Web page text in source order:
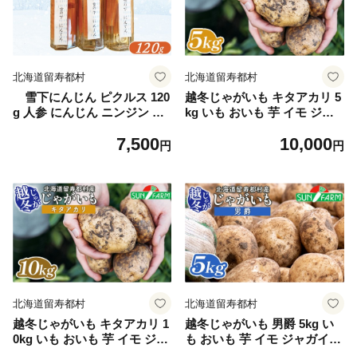
北海道留寿都村
雪下にんじん ピクルス 120
g 人参 にんじん ニンジン 越
納税 北海道 留寿都 野菜 春
鮮 採れたて お弁当 おつまみ
酢漬け 留寿都村【24019】
7,500円
北海道留寿都村
越冬じゃがいも キタアカリ 5
kg いも おいも 芋 イモ ジャ
ンライン 申請 ふるさと納税
ポテトサラダ コロッケ スー
プ 5キロ 留寿都村【24020】
10,000円
北海道留寿都村
越冬じゃがいも キタアカリ 1
0kg いも おいも 芋 イモ ジャ
北海道留寿都村
越冬じゃがいも 男爵 5kg い
も おいも 芋 イモ ジャガイモ